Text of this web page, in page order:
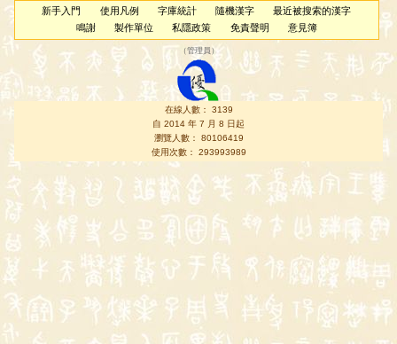
新手入門 使用凡例 字庫統計 隨機漢字
最近被搜索的漢字
鳴謝
製作單位 私隱政策 免責聲明 意見簿
（管理員 ）
在線人數： 3139
自 2014 年 7 月 8 日起
瀏覽人數： 80106419
使用次數： 293993989